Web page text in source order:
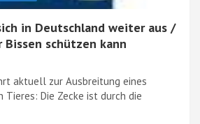
in Deutschland weiter aus /
Bissen schützen kann
aktuell zur Ausbreitung eines
Tieres: Die Zecke ist durch die